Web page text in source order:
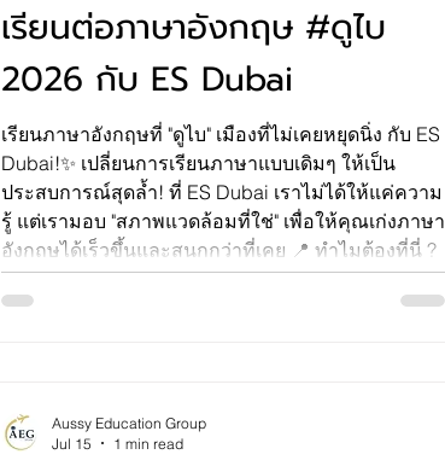
เรียนต่อภาษาอังกฤษ #ดูไบ
2026 กับ ES Dubai
เรียนภาษาอังกฤษที่ "ดูไบ" เมืองที่ไม่เคยหยุดนิ่ง กับ ES
Dubai!✨ เปลี่ยนการเรียนภาษาแบบเดิมๆ ให้เป็น
ประสบการณ์สุดล้ำ! ที่ ES Dubai เราไม่ได้ให้แค่ความ
รู้ แต่เรามอบ "สภาพแวดล้อมที่ใช่" เพื่อให้คุณเก่งภาษา
อังกฤษได้เร็วขึ้นและสนุกกว่าที่เคย 📍 ทำไมต้องที่นี่ ?
Campus สุดอลัง: เรียนในย่านสุดฮิตอย่าง JLT และ
JBR วิวหลักล้าน เดินทางสะดวก Global Community:
Aussy Education Group
Jul 15
1 min read